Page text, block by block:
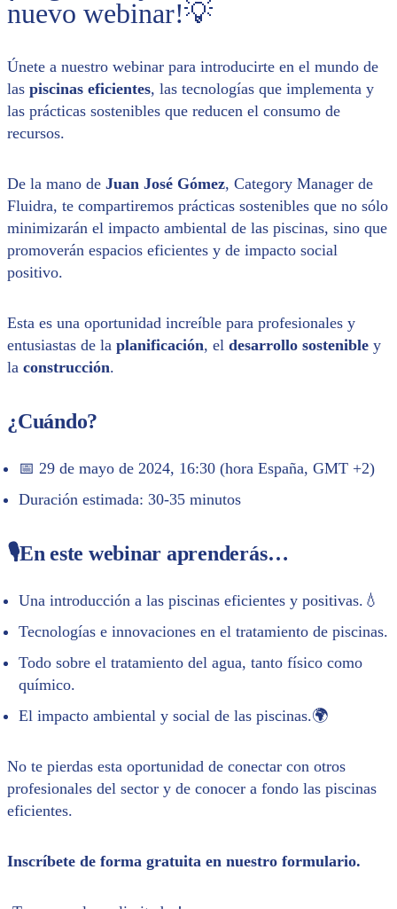
nuevo webinar!💡
Únete a nuestro webinar para introducirte en el mundo de
las piscinas eficientes, las tecnologías que implementa y
las prácticas sostenibles que reducen el consumo de
recursos.
De la mano de Juan José Gómez, Category Manager de
Fluidra, te compartiremos prácticas sostenibles que no sólo
minimizarán el impacto ambiental de las piscinas, sino que
promoverán espacios eficientes y de impacto social
positivo.
Esta es una oportunidad increíble para profesionales y
entusiastas de la planificación, el desarrollo sostenible y
la construcción.
¿Cuándo?
📅 29 de mayo de 2024, 16:30 (hora España, GMT +2)
Duración estimada: 30-35 minutos
🎙️En este webinar aprenderás…
Una introducción a las piscinas eficientes y positivas.💧
Tecnologías e innovaciones en el tratamiento de piscinas.
Todo sobre el tratamiento del agua, tanto físico como
químico.
El impacto ambiental y social de las piscinas.🌍
No te pierdas esta oportunidad de conectar con otros
profesionales del sector y de conocer a fondo las piscinas
eficientes.
Inscríbete de forma gratuita en nuestro formulario.